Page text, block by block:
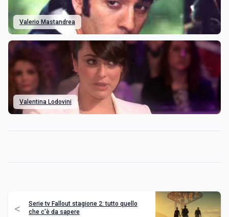
Valerio Mastandrea
Valentina Lodovini
<
Serie tv Fallout stagione 2: tutto quello
che c'è da sapere